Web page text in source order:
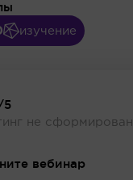
изучение
5
не сформирован
вебинар